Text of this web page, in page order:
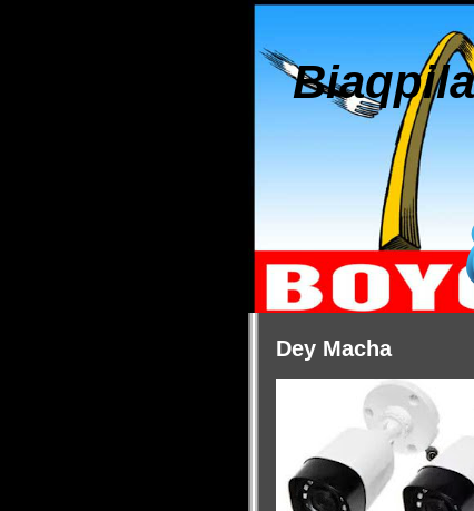
Dey Macha